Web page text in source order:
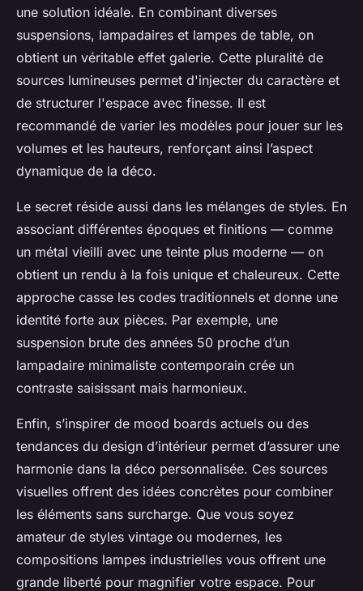
une solution idéale. En combinant diverses
suspensions, lampadaires et lampes de table, on
obtient un véritable effet galerie. Cette pluralité de
sources lumineuses permet d'injecter du caractère et
de structurer l'espace avec finesse. Il est
recommandé de varier les modèles pour jouer sur les
volumes et les hauteurs, renforçant ainsi l’aspect
dynamique de la déco.
Le secret réside aussi dans les mélanges de styles. En
associant différentes époques et finitions — comme
un métal vieilli avec une teinte plus moderne — on
obtient un rendu à la fois unique et chaleureux. Cette
approche casse les codes traditionnels et donne une
identité forte aux pièces. Par exemple, une
suspension brute des années 50 proche d’un
lampadaire minimaliste contemporain crée un
contraste saisissant mais harmonieux.
Enfin, s’inspirer de mood boards actuels ou des
tendances du design d’intérieur permet d’assurer une
harmonie dans la déco personnalisée. Ces sources
visuelles offrent des idées concrètes pour combiner
les éléments sans surcharge. Que vous soyez
amateur de styles vintage ou modernes, les
compositions lampes industrielles vous offrent une
grande liberté pour magnifier votre espace. Pour